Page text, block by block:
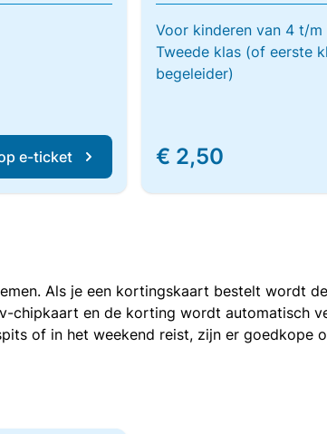
e-ticket
Voor kinderen van 4 t/m
Tweede klas (of eerste
begeleider)
€ 2,50
Als je een kortingskaart bestelt wordt
en de korting wordt automatisch
of in het weekend reist, zijn er goedkope